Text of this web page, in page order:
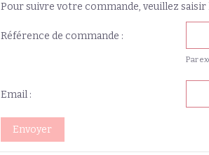
Pour suivre votre commande, veuillez
Référence de commande :
Par
Email :
Envoyer